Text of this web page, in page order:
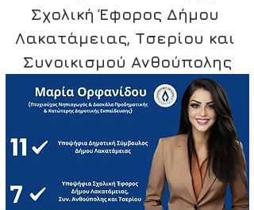
Σχολική Έφορος Δήμου
Λακατάμειας, Τσερίου και
Συνοικισμού Ανθούπολης